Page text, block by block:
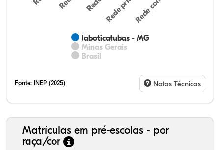
Jaboticatubas - MG
Minas Gerais
Brasil
Fonte: INEP (2025) Notas Técnicas
Matrículas em pré-escolas - por
raça/cor